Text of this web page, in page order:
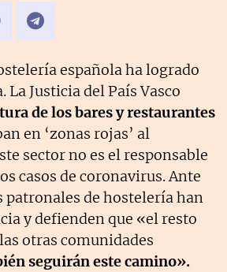
española ha logrado
Justicia del País Vasco
de los bares y restaurantes
en ‘zonas rojas’ al
sector no es el responsable
casos de coronavirus. Ante
patronales de hostelería han
y defienden que «el resto
otras comunidades
seguirán este camino».